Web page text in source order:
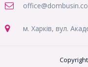
м. Харків, вул.